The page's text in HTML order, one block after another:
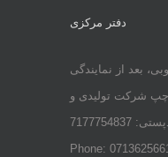
دفتر مرکزی
بعد از نمایندگی
چپ شرکت تولیدی و
Phone: